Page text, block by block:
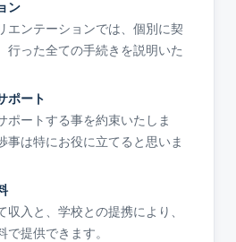
ン
エンテーションでは、個別に契
行った全ての手続きを説明いた
ポート
ポートする事を約束いたしま
事は特にお役に立てると思いま
収入と、学校との提携により、
で提供できます。